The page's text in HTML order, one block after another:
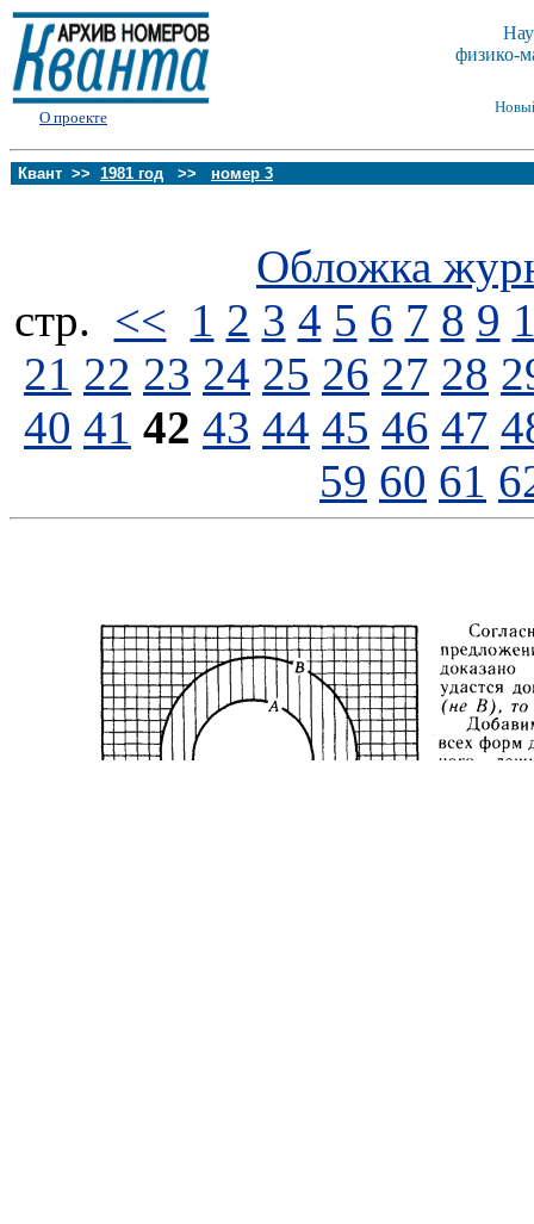
О проекте
физико-
Квант >> 1981 год >> номер 3
Обложка
стp. << 1 2 3 4 5 6 7 8 9
21 22 23 24 25 26 27 28
40 41 42 43 44 45 46 47
59 60 61